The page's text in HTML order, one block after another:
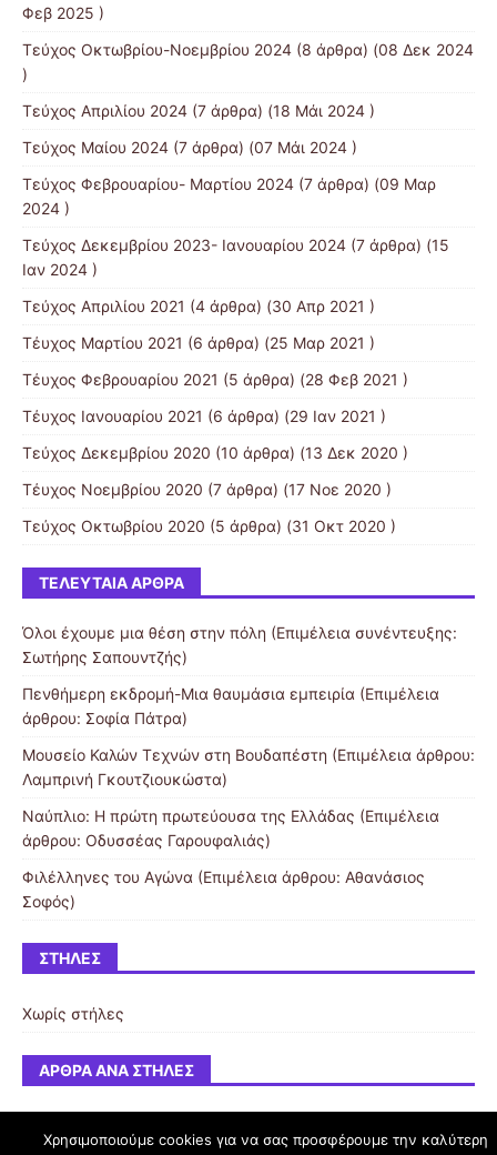
Φεβ 2025 )
Τεύχος Οκτωβρίου-Νοεμβρίου 2024 (8 άρθρα) (08 Δεκ 2024
)
Τεύχος Απριλίου 2024 (7 άρθρα) (18 Μάι 2024 )
Τεύχος Μαίου 2024 (7 άρθρα) (07 Μάι 2024 )
Τεύχος Φεβρουαρίου- Μαρτίου 2024 (7 άρθρα) (09 Μαρ
2024 )
Τεύχος Δεκεμβρίου 2023- Ιανουαρίου 2024 (7 άρθρα) (15
Ιαν 2024 )
Τεύχος Απριλίου 2021 (4 άρθρα) (30 Απρ 2021 )
Τέυχος Μαρτίου 2021 (6 άρθρα) (25 Μαρ 2021 )
Τέυχος Φεβρουαρίου 2021 (5 άρθρα) (28 Φεβ 2021 )
Τέυχος Ιανουαρίου 2021 (6 άρθρα) (29 Ιαν 2021 )
Τεύχος Δεκεμβρίου 2020 (10 άρθρα) (13 Δεκ 2020 )
Τέυχος Νοεμβρίου 2020 (7 άρθρα) (17 Νοε 2020 )
Τεύχος Οκτωβρίου 2020 (5 άρθρα) (31 Οκτ 2020 )
ΤΕΛΕΥΤΑΊΑ ΆΡΘΡΑ
Όλοι έχουμε μια θέση στην πόλη (Επιμέλεια συνέντευξης:
Σωτήρης Σαπουντζής)
Πενθήμερη εκδρομή-Μια θαυμάσια εμπειρία (Επιμέλεια
άρθρου: Σοφία Πάτρα)
Μουσείο Καλών Τεχνών στη Βουδαπέστη (Επιμέλεια άρθρου:
Λαμπρινή Γκουτζιουκώστα)
Ναύπλιο: Η πρώτη πρωτεύουσα της Ελλάδας (Επιμέλεια
άρθρου: Οδυσσέας Γαρουφαλιάς)
Φιλέλληνες του Αγώνα (Επιμέλεια άρθρου: Αθανάσιος
Σοφός)
ΣΤΉΛΕΣ
Χωρίς στήλες
ΆΡΘΡΑ ΑΝΆ ΣΤΉΛΕΣ
Χρησιμοποιούμε cookies για να σας προσφέρουμε την καλύτερη